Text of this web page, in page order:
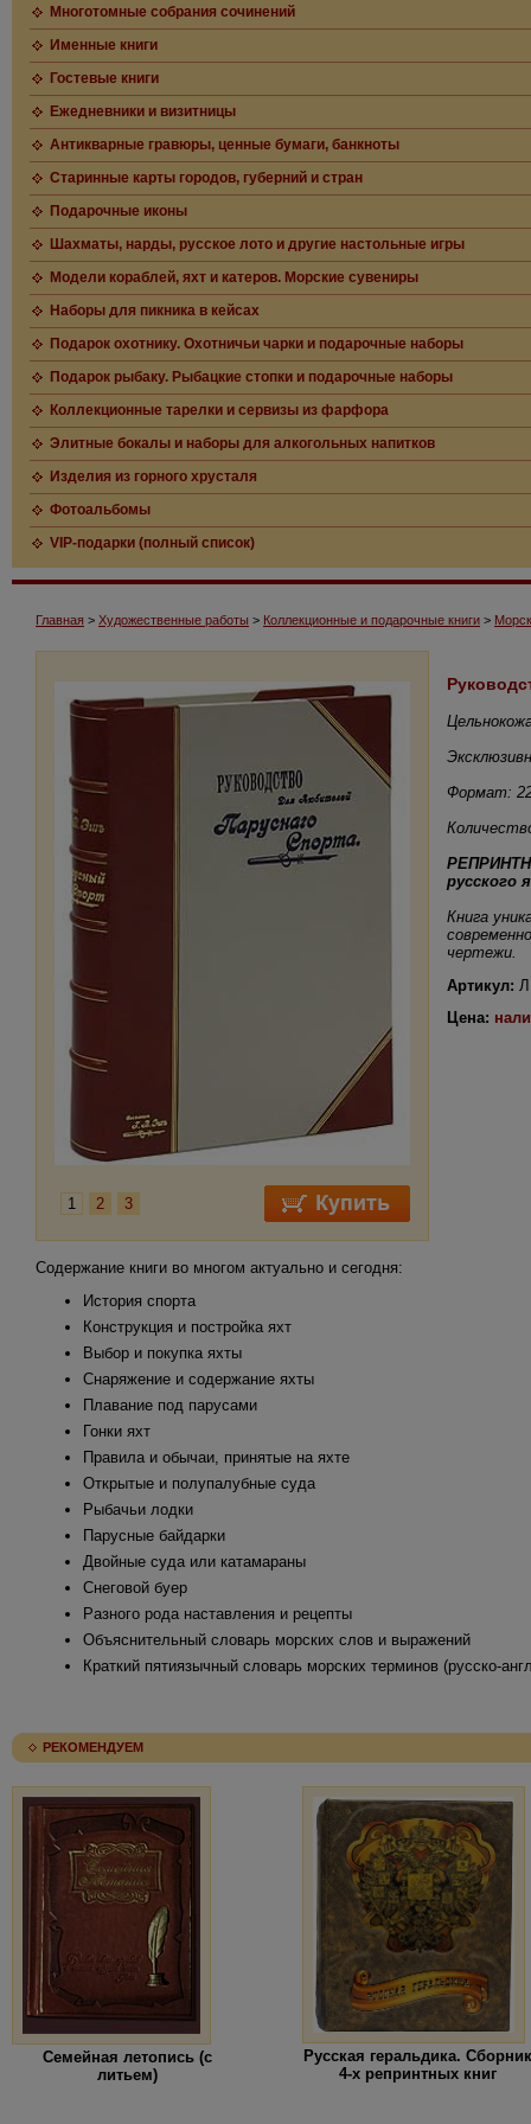
Многотомные собрания сочинений
Именные книги
Гостевые книги
Ежедневники и визитницы
Антикварные гравюры, ценные бумаги, банкноты
Старинные карты городов, губерний и стран
Подарочные иконы
Шахматы, нарды, русское лото и другие настольные игры
Модели кораблей, яхт и катеров. Морские сувениры
Наборы для пикника в кейсах
Подарок охотнику. Охотничьи чарки и подарочные наборы
Подарок рыбаку. Рыбацкие стопки и подарочные наборы
Коллекционные тарелки и сервизы из фарфора
Элитные бокалы и наборы для алкогольных напитков
Изделия из горного хрусталя
Фотоальбомы
VIP-подарки (полный список)
Главная > Художественные работы > Коллекционные и подарочные книги >
1 2 3
Формат:
русского
Книга
чертежи.
Артикул:
Цена:
Содержание книги во многом актуально и сегодня:
История спорта
Конструкция и постройка яхт
Выбор и покупка яхты
Снаряжение и содержание яхты
Плавание под парусами
Гонки яхт
Правила и обычаи, принятые на яхте
Открытые и полупалубные суда
Рыбачьи лодки
Парусные байдарки
Двойные суда или катамараны
Снеговой буер
Разного рода наставления и рецепты
Объяснительный словарь морских слов и выражений
Краткий пятиязычный словарь морских терминов (русско-
РЕКОМЕНДУЕМ
Семейная летопись (с
литьем)
Русская геральдика. Сборник
4-х репринтных книг